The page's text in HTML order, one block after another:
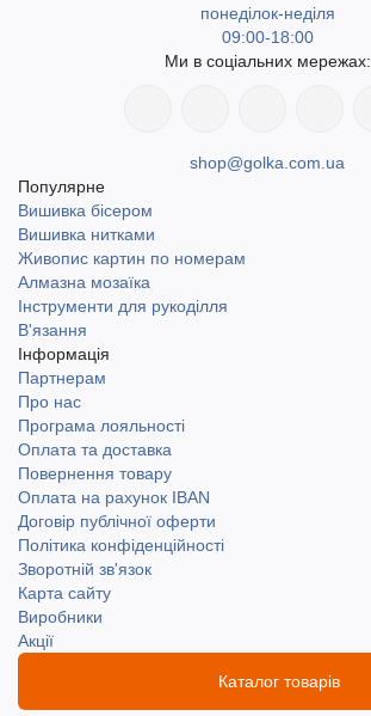
понеділок-неділя
09:00-18:00
Ми в соціальних мережах:
shop@golka.com.ua
Популярне
Вишивка бісером
Вишивка нитками
Живопис картин по номерам
Алмазна мозаїка
Інструменти для рукоділля
В'язання
Інформація
Партнерам
Про нас
Програма лояльності
Оплата та доставка
Повернення товару
Оплата на рахунок IBAN
Договір публічної оферти
Політика конфіденційності
Зворотній зв'язок
Карта сайту
Виробники
Акції
Каталог товарів